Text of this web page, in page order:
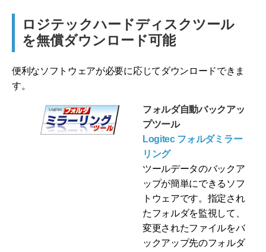
ロジテックハードディスクツール
を無償ダウンロード可能
便利なソフトウェアが必要に応じてダウンロードできま
す。
フォルダ自動バックアッ
プツール
Logitec フォルダミラー
リング
ツールデータのバックア
ップが簡単にできるソフ
トウェアです。指定され
たフォルダを監視して、
変更されたファイルをバ
ックアップ先のフォルダ